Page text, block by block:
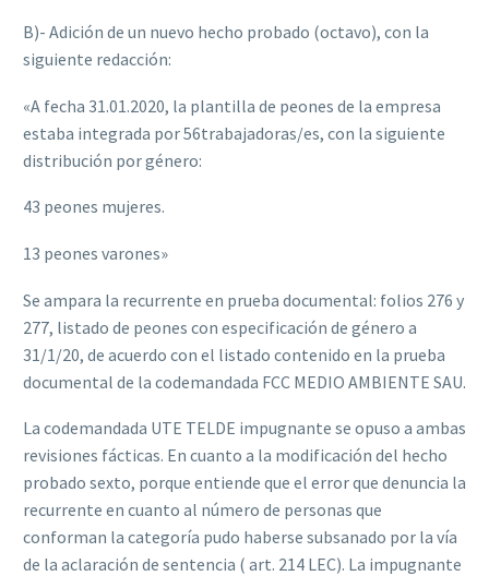
B)- Adición de un nuevo hecho probado (octavo), con la
siguiente redacción:
«A fecha 31.01.2020, la plantilla de peones de la empresa
estaba integrada por 56trabajadoras/es, con la siguiente
distribución por género:
43 peones mujeres.
13 peones varones»
Se ampara la recurrente en prueba documental: folios 276 y
277, listado de peones con especif‌icación de género a
31/1/20, de acuerdo con el listado contenido en la prueba
documental de la codemandada FCC MEDIO AMBIENTE SAU.
La codemandada UTE TELDE impugnante se opuso a ambas
revisiones fácticas. En cuanto a la modif‌icación del hecho
probado sexto, porque entiende que el error que denuncia la
recurrente en cuanto al número de personas que
conforman la categoría pudo haberse subsanado por la vía
de la aclaración de sentencia ( art. 214 LEC). La impugnante